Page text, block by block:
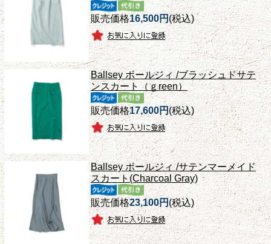
販売価格16,500円(税込)
Ballsey ボールジィ /ブラッシュドサテ
ンスカート（ｇreen）
販売価格17,600円(税込)
Ballsey ボールジィ /サテンマーメイド
スカート(Charcoal Gray)
販売価格23,100円(税込)